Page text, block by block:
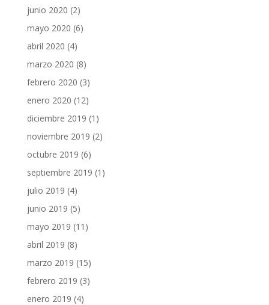
junio 2020 (2)
mayo 2020 (6)
abril 2020 (4)
marzo 2020 (8)
febrero 2020 (3)
enero 2020 (12)
diciembre 2019 (1)
noviembre 2019 (2)
octubre 2019 (6)
septiembre 2019 (1)
julio 2019 (4)
junio 2019 (5)
mayo 2019 (11)
abril 2019 (8)
marzo 2019 (15)
febrero 2019 (3)
enero 2019 (4)